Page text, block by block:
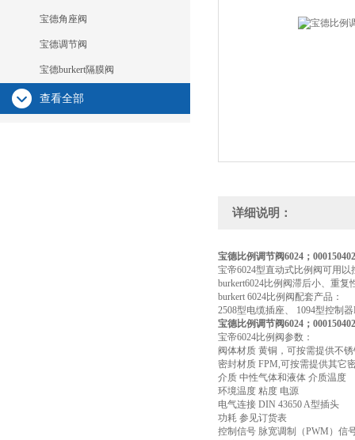
宝德角座阀
宝德调节阀
宝德burkert隔膜阀
查看全部
详细说明：
宝德比例调节阀6024；000150402
宝帝6024型直动式比例阀可用
burkert6024比例阀滞后小、重
burkert 6024比例阀配套产品：
2508型电缆插座、 1094型控制
宝德比例调节阀6024；000150402
宝帝6024比例阀参数：
阀体材质 黄铜，可按需提供不
密封材质 FPM,可按需提供其它
介质 中性气体和液体 介质温度
环境温度 粘度 电源
电气连接 DIN 43650 A型插头
功耗 参见订货表
控制信号 脉宽调制（PWM）信